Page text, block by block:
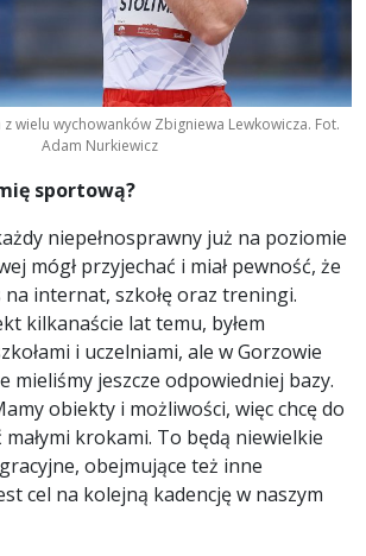
wielu wychowanków Zbigniewa Lewkowicza. Fot.
Adam Nurkiewicz
sportową?
niepełnosprawny już na poziomie
mógł przyjechać i miał pewność, że
na internat, szkołę oraz treningi.
kilkanaście lat temu, byłem
i uczelniami, ale w Gorzowie
mieliśmy jeszcze odpowiedniej bazy.
obiekty i możliwości, więc chcę do
krokami. To będą niewielkie
obejmujące też inne
cel na kolejną kadencję w naszym